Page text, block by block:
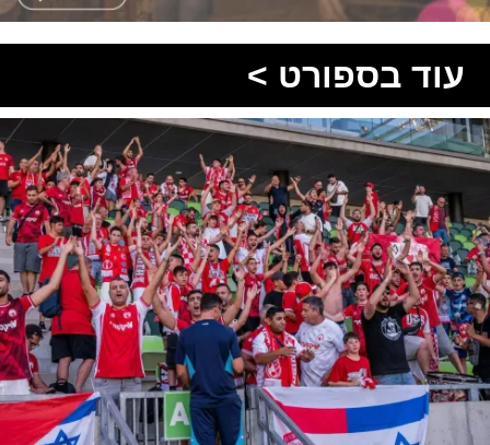
עוד בספורט >